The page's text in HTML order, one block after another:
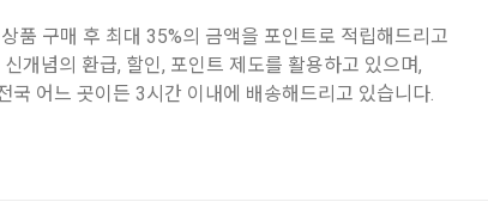
품 구매 후 최대 35%의 금액을 포인트로 적립해드리고
개념의 환급, 할인, 포인트 제도를 활용하고 있으며,
국 어느 곳이든 3시간 이내에 배송해드리고 있습니다.